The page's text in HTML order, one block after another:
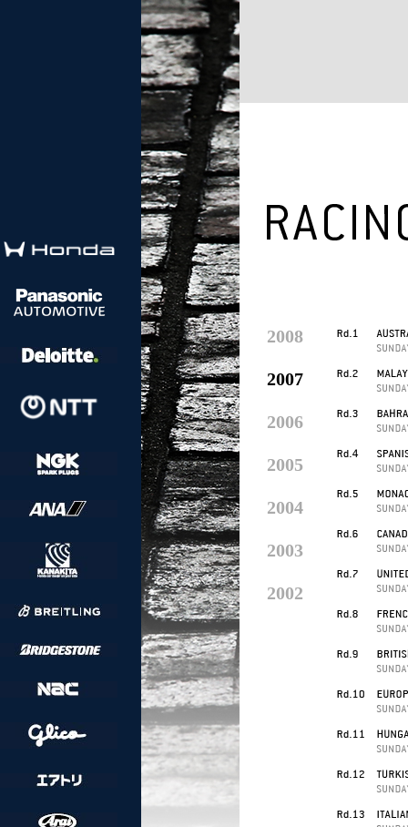
2008
2007
2006
2005
2004
2003
2002